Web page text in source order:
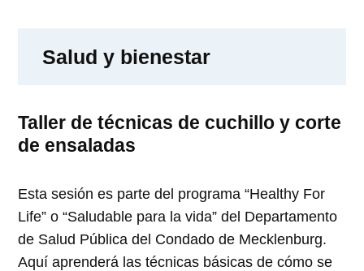
Salud y bienestar
Taller de técnicas de cuchillo y corte
de ensaladas
Esta sesión es parte del programa “Healthy For
Life” o “Saludable para la vida” del Departamento
de Salud Pública del Condado de Mecklenburg.
Aquí aprenderá las técnicas básicas de cómo se